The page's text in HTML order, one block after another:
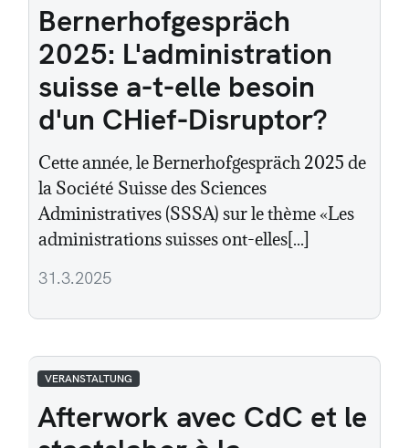
Bernerhofgespräch
2025: L'administration
suisse a-t-elle besoin
d'un CHief-Disruptor?
Cette année, le Bernerhofgespräch 2025 de
la Société Suisse des Sciences
Administratives (SSSA) sur le thème «Les
administrations suisses ont-elles[...]
31.3.2025
VERANSTALTUNG
Afterwork avec CdC et le